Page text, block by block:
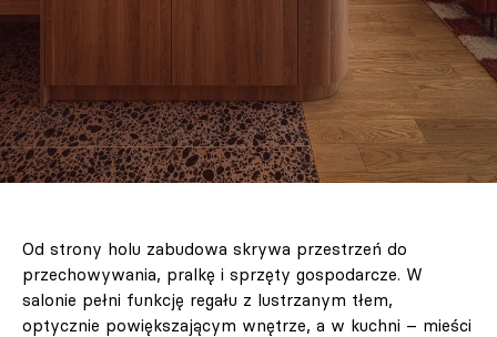
Od strony holu zabudowa skrywa przestrzeń do
przechowywania, pralkę i sprzęty gospodarcze. W
salonie pełni funkcję regału z lustrzanym tłem,
optycznie powiększającym wnętrze, a w kuchni – mieści